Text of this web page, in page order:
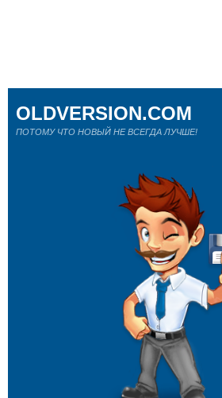
OLDVERSION.COM
ПОТОМУ ЧТО НОВЫЙ НЕ ВСЕГДА ЛУЧШЕ!